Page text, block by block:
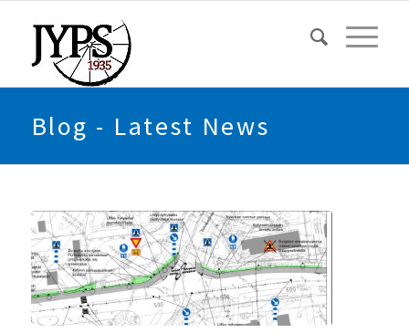
Blog - Latest News